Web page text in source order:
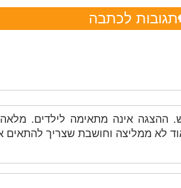
תגובות לכתבה
ההצגה אינה מתאימה לילדים.
לא ממליצה וחושבת שצריך